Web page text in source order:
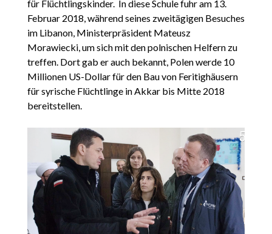
für Flüchtlingskinder. In diese Schule fuhr am 13.
Februar 2018, während seines zweitägigen Besuches
im Libanon, Ministerpräsident Mateusz
Morawiecki, um sich mit den polnischen Helfern zu
treffen. Dort gab er auch bekannt, Polen werde 10
Millionen US-Dollar für den Bau von Feritighäusern
für syrische Flüchtlinge in Akkar bis Mitte 2018
bereitstellen.